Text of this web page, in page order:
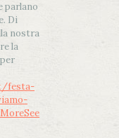
parlano
Di
nostra
la
festa-
See